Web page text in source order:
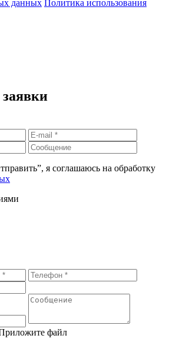
данных Политика использования
я соглашаюсь на обработку
файл